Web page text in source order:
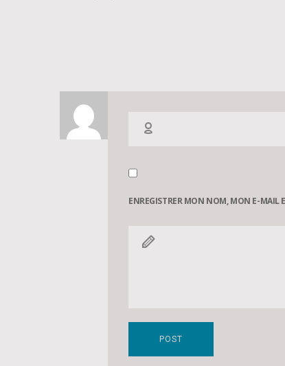
ENREGISTRER MON NOM, MON E-MAIL